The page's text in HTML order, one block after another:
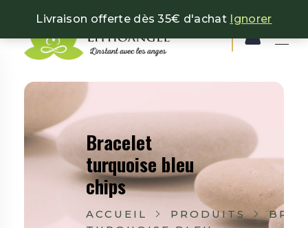
Livraison offerte dès 35€ d'achat Ignorer
ACCUEIL PRODUITS
Bracelet
turquoise bleu
chips